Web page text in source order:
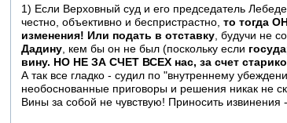
1) Если Верховный суд и его председатель
честно, объективно и беспристрастно, то тогда
изменения! Или подать в отставку, будучи не
Дадину, кем бы он не был (поскольку если
вину. НО НЕ ЗА СЧЕТ ВСЕХ нас, за счет
А так все гладко - судил по "внутреннему
необоснованные приговоры и решения никак не
Вины за собой не чувствую! Приносить извинения